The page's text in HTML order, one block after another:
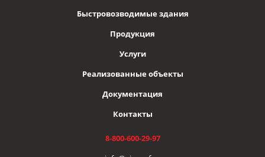
Быстровозводимые здания
Продукция
Услуги
Реализованные объекты
Документация
Контакты
8-800-600-29-97